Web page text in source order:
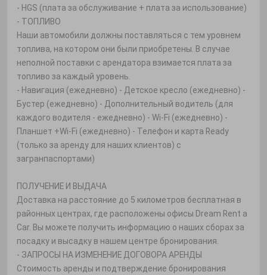
- HGS (плата за обслуживание + плата за использование)
- ТОПЛИВО
Наши автомобили должны поставляться с тем уровнем
топлива, на котором они были приобретены. В случае
неполной поставки с арендатора взимается плата за
топливо за каждый уровень.
- Навигация (ежедневно) - Детское кресло (ежедневно) -
Бустер (ежедневно) - Дополнительный водитель (для
каждого водителя - ежедневно) - Wi-Fi (ежедневно) -
Планшет +Wi-Fi (ежедневно) - Телефон и карта Ready
(только за аренду для наших клиентов) с
загранпаспортами)
ПОЛУЧЕНИЕ И ВЫДАЧА
Доставка на расстояние до 5 километров бесплатная в
районных центрах, где расположены офисы Dream Rent a
Car. Вы можете получить информацию о наших сборах за
посадку и высадку в нашем центре бронирования.
- ЗАПРОСЫ НА ИЗМЕНЕНИЕ ДОГОВОРА АРЕНДЫ
Стоимость аренды и подтверждение бронирования